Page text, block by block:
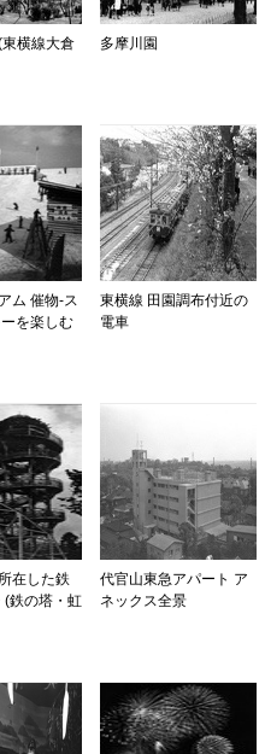
横線大倉
多摩川園
ム 催物-ス
を楽しむ
東横線 田園調布付近の
電車
在した鉄
(鉄の塔・虹
代官山東急アパート ア
ネックス全景